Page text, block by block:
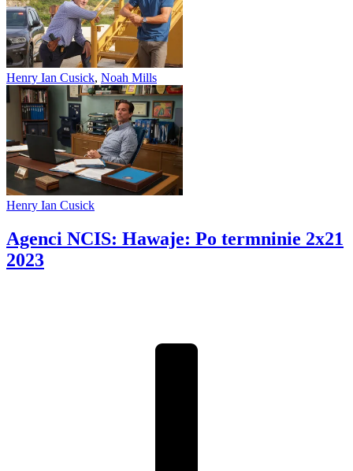
Henry Ian Cusick, Noah Mills
Henry Ian Cusick
Agenci NCIS: Hawaje: Po termninie 2x21
2023